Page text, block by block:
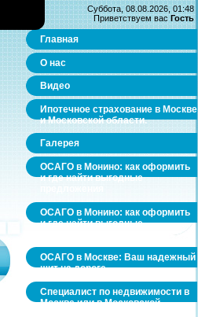
Суббота, 08.08.2026, 01:48
Приветствуем вас Гость
Главная
О нас
Видео
Ипотечное страхование в Москве
и Московской области.
Галерея
ОСАГО в Монино: как оформить
и где найти выгодные
ОСАГО в Монино: как оформить
и где найти выгодные
ОСАГО в Москве: Ваш надежный
щит на дороге
Специалист по недвижимости в
Москве или в Московской